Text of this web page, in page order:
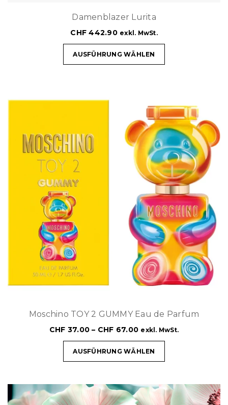
Damenblazer Lurita
CHF 442.90 exkl. MwSt.
AUSFÜHRUNG WÄHLEN
Moschino TOY 2 GUMMY Eau de Parfum
CHF 37.00 – CHF 67.00 exkl. MwSt.
AUSFÜHRUNG WÄHLEN